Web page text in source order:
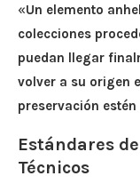
«Un elemento
colecciones
puedan llegar
volver a su origen
preservación
Estándares
Técnicos